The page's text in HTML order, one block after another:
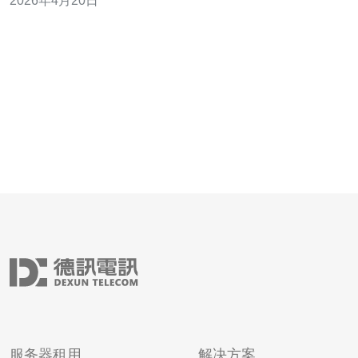
与CDN、DDoS防御共同决定服务访问稳定性。 本文聚焦
服务器租用 解决方案